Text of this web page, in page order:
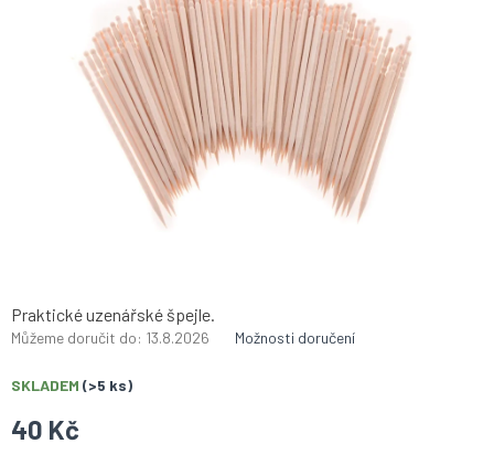
40 Kč
SKLADEM (>5 ks)
Můžeme doručit do: 13.8.2026 Možnosti doručení
Praktické uzenářské špejle.